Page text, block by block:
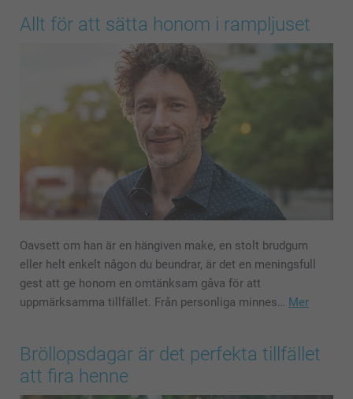
Allt för att sätta honom i rampljuset
Oavsett om han är en hängiven make, en stolt brudgum
eller helt enkelt någon du beundrar, är det en meningsfull
gest att ge honom en omtänksam gåva för att
uppmärksamma tillfället. Från personliga minnes… Mer
Bröllopsdagar är det perfekta tillfället
att fira henne